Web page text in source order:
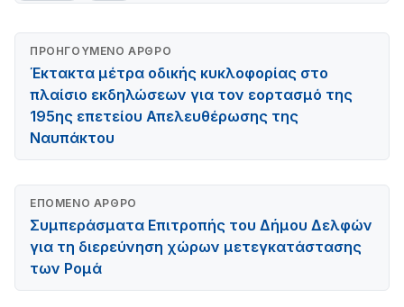
ΠΡΟΗΓΟΎΜΕΝΟ ΆΡΘΡΟ
Έκτακτα μέτρα οδικής κυκλοφορίας στο
πλαίσιο εκδηλώσεων για τον εορτασμό της
195ης επετείου Απελευθέρωσης της
Ναυπάκτου
ΕΠΌΜΕΝΟ ΆΡΘΡΟ
Συμπεράσματα Επιτροπής του Δήμου Δελφών
για τη διερεύνηση χώρων μετεγκατάστασης
των Ρομά